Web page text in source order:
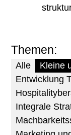
Themen
Alle
Kleine
Entwicklung
Integrale